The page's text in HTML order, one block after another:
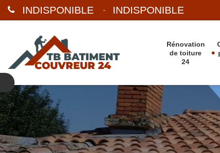
INDISPONIBLE - INDISPONIBLE
Rénovation
de toiture
24